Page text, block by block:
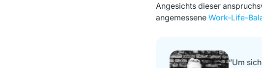
Angesichts dieser
angemessene Work-Life-
“Um